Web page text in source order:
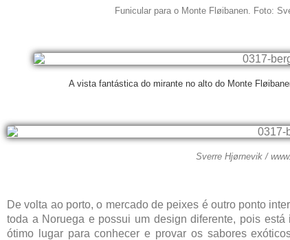
Funicular para o Monte Fløibanen. Foto:
A vista fantástica do mirante no alto do Monte
Sverre Hjørnevik /
De volta ao porto, o mercado de peixes é outro ponto
toda a Noruega e possui um design diferente, pois
ótimo lugar para conhecer e provar os sabores